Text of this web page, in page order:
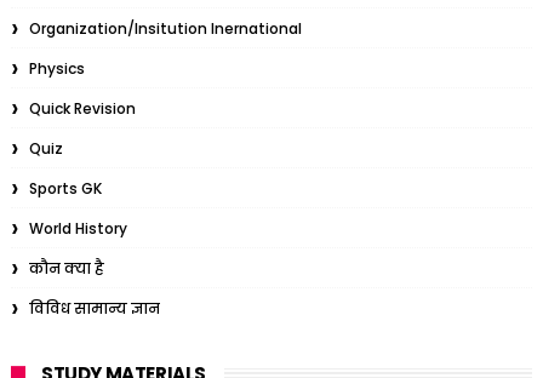
Organization/Insitution Inernational
Physics
Quick Revision
Quiz
Sports GK
World History
कौन क्या है
विविध सामान्य ज्ञान